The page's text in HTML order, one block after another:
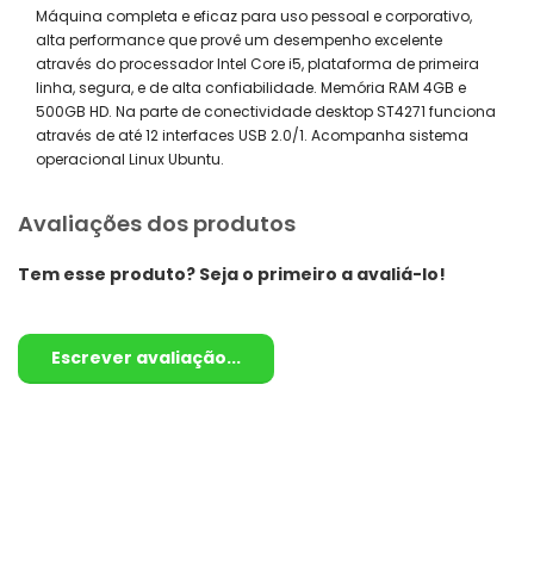
Máquina completa e eficaz para uso pessoal e corporativo,
alta performance que provê um desempenho excelente
através do processador Intel Core i5, plataforma de primeira
linha, segura, e de alta confiabilidade. Memória RAM 4GB e
500GB HD. Na parte de conectividade desktop ST4271 funciona
através de até 12 interfaces USB 2.0/1. Acompanha sistema
operacional Linux Ubuntu.
Avaliações dos produtos
Tem esse produto? Seja o primeiro a avaliá-lo!
Escrever avaliação...